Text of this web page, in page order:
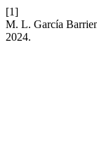
[1]
M. L. García
2024.